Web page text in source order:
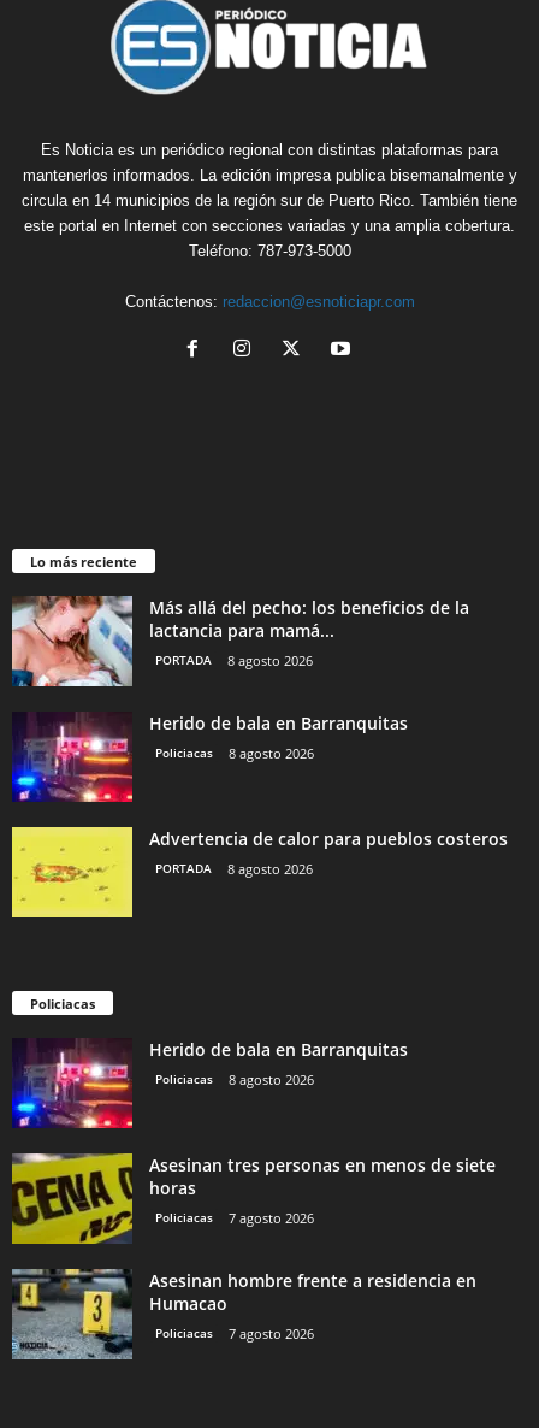
Es Noticia es un periódico regional con distintas plataformas para
mantenerlos informados. La edición impresa publica bisemanalmente y
circula en 14 municipios de la región sur de Puerto Rico. También tiene
este portal en Internet con secciones variadas y una amplia cobertura.
Teléfono: 787-973-5000
Contáctenos: redaccion@esnoticiapr.com
Lo más reciente
Más allá del pecho: los beneficios de la
lactancia para mamá...
PORTADA 8 agosto 2026
Herido de bala en Barranquitas
Policiacas 8 agosto 2026
Advertencia de calor para pueblos costeros
PORTADA 8 agosto 2026
Policiacas
Herido de bala en Barranquitas
Policiacas 8 agosto 2026
Asesinan tres personas en menos de siete
horas
Policiacas 7 agosto 2026
Asesinan hombre frente a residencia en
Humacao
Policiacas 7 agosto 2026